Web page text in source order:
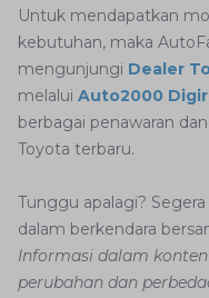
Untuk mendapatkan
kebutuhan, maka
mengunjungi Dealer
melalui Auto2000
berbagai penawaran
Toyota terbaru.
Tunggu apalagi?
dalam berkendara
Informasi dalam
perubahan dan